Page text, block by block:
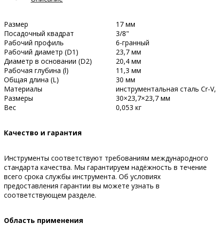
Размер
17 мм
Посадочный квадрат
3/8"
Рабочий профиль
6-гранный
Рабочий диаметр (D1)
23,7 мм
Диаметр в основании (D2)
20,4 мм
Рабочая глубина (l)
11,3 мм
Общая длина (L)
30 мм
Материалы
инструментальная сталь Cr-
Размеры
30×23,7×23,7 мм
Вес
0,053 кг
Качество и гарантия
Инструменты соответствуют требованиям международного
стандарта качества. Мы гарантируем надёжность в течение
всего срока службы инструмента. Об условиях
предоставления гарантии вы можете узнать в
соответствующем разделе.
Область применения